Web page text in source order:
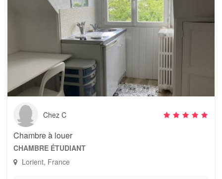
Chez C
Chambre à louer
CHAMBRE ÉTUDIANT
Lorient, France